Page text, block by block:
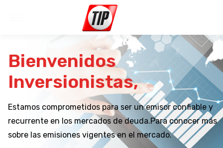
Bienvenidos
Inversionistas,
Estamos comprometidos para ser un emisor confiable y
recurrente en los mercados de deuda.Para conocer más
sobre las emisiones vigentes en el mercado.